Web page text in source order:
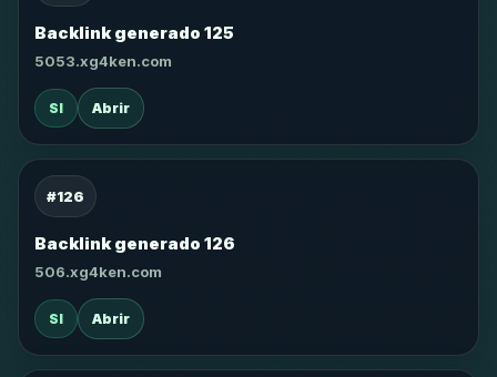
Backlink generado 125
5053.xg4ken.com
SI Abrir
#126
Backlink generado 126
506.xg4ken.com
SI Abrir